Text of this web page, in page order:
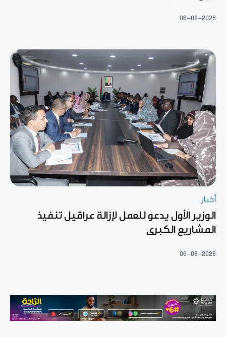
06-08-2026
أخبار
الوزير الأول يدعو للعمل لإزالة عراقيل تنفيذ
المشاريع الكبرى
06-08-2026